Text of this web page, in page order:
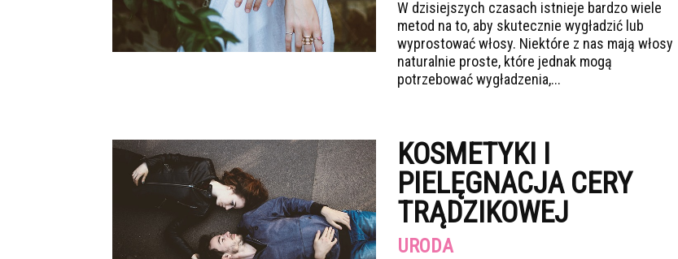
W dzisiejszych czasach istnieje bardzo wiele
metod na to, aby skutecznie wygładzić lub
wyprostować włosy. Niektóre z nas mają włosy
naturalnie proste, które jednak mogą
potrzebować wygładzenia,...
KOSMETYKI I
PIELĘGNACJA CERY
TRĄDZIKOWEJ
URODA